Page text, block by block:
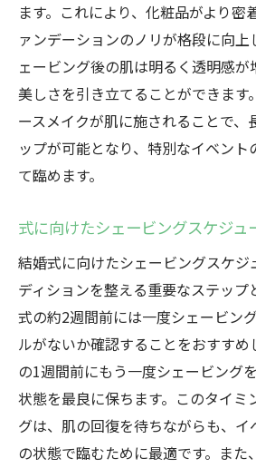
ます。これにより、化粧品がより密
ァンデーションのノリが格段に向上
ェービング後の肌は明るく透明感
美しさを引き立てることができます
ースメイクが肌に施されることで、
ップが可能となり、特別なイベント
て臨めます。
式に向けたシェービングスケジュ
結婚式に向けたシェービングスケジ
ディションを整える重要なステップ
式の約2週間前には一度シェービン
ルがないか確認することをおすすめ
の1週間前にもう一度シェービング
状態を最良に保ちます。このタイミ
グは、肌の回復を待ちながらも、
の状態で臨むために最適です。また